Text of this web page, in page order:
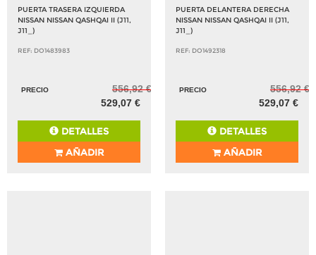
PUERTA TRASERA IZQUIERDA
NISSAN NISSAN QASHQAI II (J11,
J11_)
REF: DO1483983
PRECIO
556,92 €
529,07 €
DETALLES
AÑADIR
PUERTA DELANTERA DERECHA
NISSAN NISSAN QASHQAI II (J11,
J11_)
REF: DO1492318
PRECIO
556,92 €
529,07 €
DETALLES
AÑADIR